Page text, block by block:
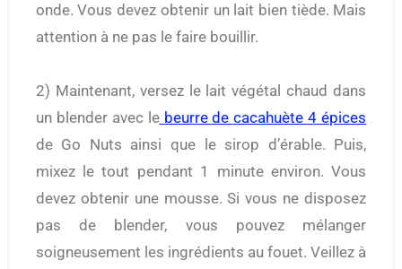
onde. Vous devez obtenir un lait bien tiède. Mais
attention à ne pas le faire bouillir.
2) Maintenant, versez le lait végétal chaud dans
un blender avec lebeurre de cacahuète 4 épices
de Go Nuts ainsi que le sirop d’érable. Puis,
mixez le tout pendant 1 minute environ. Vous
devez obtenir une mousse. Si vous ne disposez
pas de blender, vous pouvez mélanger
soigneusement les ingrédients au fouet. Veillez à